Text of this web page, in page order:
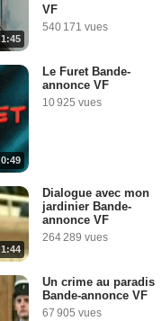
1:45
VF
540 171 vues
0:49
Le Furet Bande-
annonce VF
10 925 vues
1:44
Dialogue avec mon
jardinier Bande-
annonce VF
264 289 vues
Un crime au paradis
Bande-annonce VF
67 905 vues